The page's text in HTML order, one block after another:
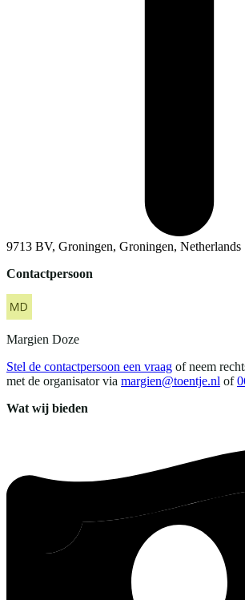
9713 BV, Groningen, Groningen, Netherlands
Contactpersoon
Margien Doze
Stel de contactpersoon een vraag of neem
met de organisator via margien@toentje.nl of
Wat wij bieden